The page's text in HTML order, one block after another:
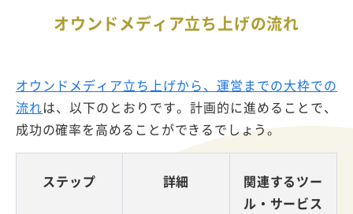
オウンドメディア立ち上げの流れ
オウンドメディア立ち上げから、運営までの大枠での
流れは、以下のとおりです。計画的に進めることで、
成功の確率を高めることができるでしょう。
ステップ 詳細
関連するツー
ル・サービス